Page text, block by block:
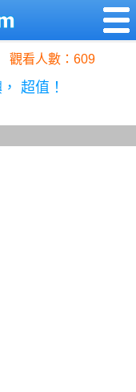
觀看人數：609
超值！